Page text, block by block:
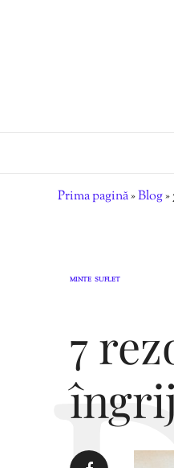
Prima pagină»Blog»
MINTE SUFLET
7